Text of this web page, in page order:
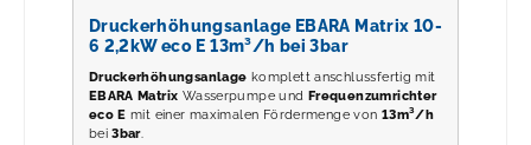
Druckerhöhungsanlage EBARA Matrix 10-
6 2,2kW eco E 13m³/h bei 3bar
Druckerhöhungsanlage komplett anschlussfertig mit
EBARA Matrix Wasserpumpe und Frequenzumrichter
eco Emit einer maximalen Fördermenge von 13m³/h
bei3bar.